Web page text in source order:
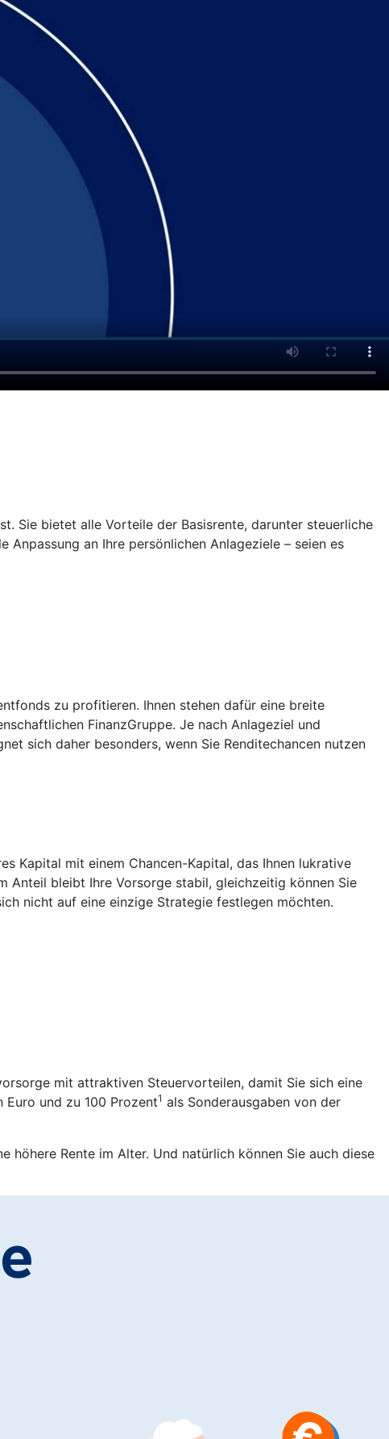
Sie bietet alle Vorteile der Basisrente, darunter steuerliche
an Ihre persönlichen Anlageziele – seien es
zu profitieren. Ihnen stehen dafür eine breite
FinanzGruppe. Je nach Anlageziel und
sich daher besonders, wenn Sie Renditechancen nutzen
Kapital mit einem Chancen-Kapital, das Ihnen lukrative
Anteil bleibt Ihre Vorsorge stabil, gleichzeitig können Sie
nicht auf eine einzige Strategie festlegen möchten.
mit attraktiven Steuervorteilen, damit Sie sich eine
Euro und zu 100 Prozent1 als Sonderausgaben von der
höhere Rente im Alter. Und natürlich können Sie auch diese